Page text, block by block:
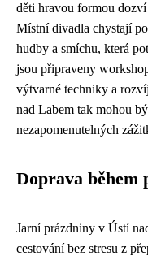
děti hravou formou
Místní divadla chystají
hudby a smíchu, která
jsou připraveny
výtvarné techniky a
nad Labem tak mohou
nezapomenutelných
Doprava během
Jarní prázdniny v Ústí
cestování bez stresu z